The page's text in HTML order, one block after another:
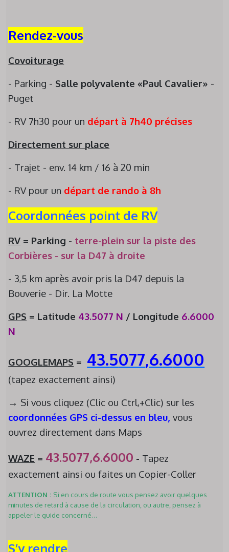
Rendez-vous
Covoiturage
- Parking - Salle polyvalente «Paul Cavalier» -
Puget
- RV 7h30 pour un départ à 7h40 précises
Directement sur place
- Trajet - env. 14 km / 16 à 20 min
- RV pour un départ de rando à 8h
Coordonnées point de RV
RV = Parking - terre-plein sur la piste des
Corbières - sur la D47 à droite
- 3,5 km après avoir pris la D47 depuis la
Bouverie - Dir. La Motte
GPS = Latitude 43.5077 N / Longitude 6.6000
N
GOOGLEMAPS = 43.5077,6.6000
(tapez exactement ainsi)
→ Si vous cliquez (Clic ou Ctrl,+Clic) sur les
coordonnées GPS ci-dessus en bleu, vous
ouvrez directement dans Maps
WAZE = 43.5077,6.6000 - Tapez
exactement ainsi ou faites un Copier-Coller
ATTENTION : Si en cours de route vous pensez avoir quelques
minutes de retard à cause de la circulation, ou autre, pensez à
appeler le guide concerné…
S’y rendre